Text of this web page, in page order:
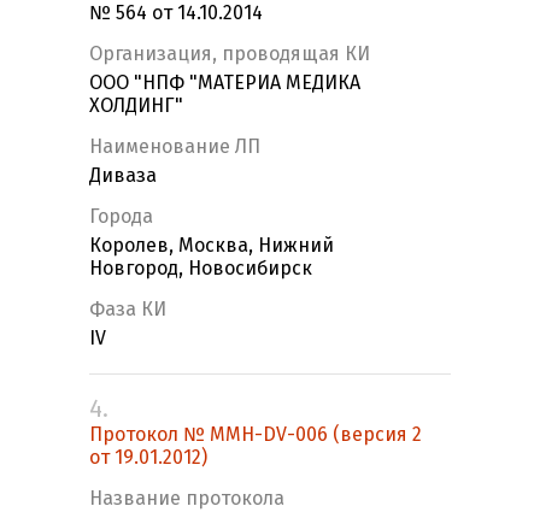
№ 564 от 14.10.2014
Организация, проводящая КИ
ООО "НПФ "МАТЕРИА МЕДИКА
ХОЛДИНГ"
Наименование ЛП
Диваза
Города
Королев, Москва, Нижний
Новгород, Новосибирск
Фаза КИ
IV
4.
Протокол № MMH-DV-006 (версия 2
от 19.01.2012)
Название протокола